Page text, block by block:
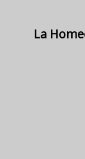
La